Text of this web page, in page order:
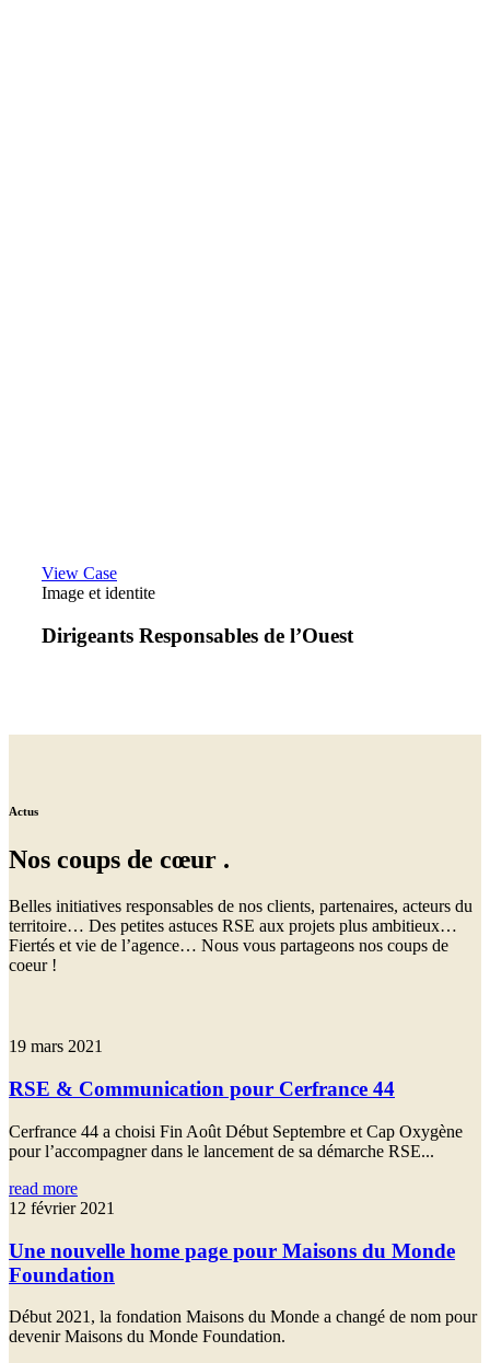
View Case
Image et identite
Dirigeants Responsables de l’Ouest
Actus
Nos coups de cœur .
Belles initiatives responsables de nos clients, partenaires, acteurs du
territoire… Des petites astuces RSE aux projets plus ambitieux…
Fiertés et vie de l’agence… Nous vous partageons nos coups de
coeur !
19 mars 2021
RSE & Communication pour Cerfrance 44
Cerfrance 44 a choisi Fin Août Début Septembre et Cap Oxygène
pour l’accompagner dans le lancement de sa démarche RSE...
read more
12 février 2021
Une nouvelle home page pour Maisons du Monde
Foundation
Début 2021, la fondation Maisons du Monde a changé de nom pour
devenir Maisons du Monde Foundation.